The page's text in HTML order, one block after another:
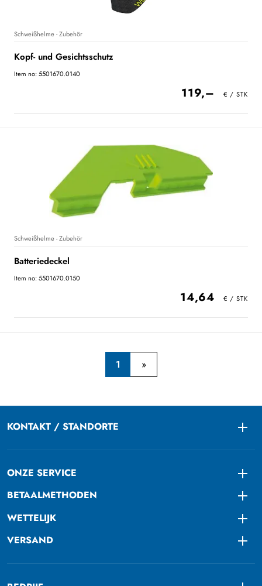
Schweißhelme - Zubehör
Kopf- und Gesichtsschutz
Item no: 5501670.0140
119,–
Schweißhelme - Zubehör
Batteriedeckel
Item no: 5501670.0150
14,64
1
KONTAKT / STANDORTE
ONZE SERVICE
BETAALMETHODEN
WETTELIJK
VERSAND